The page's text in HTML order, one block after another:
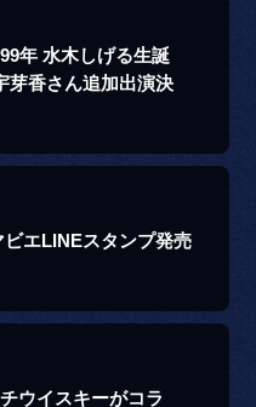
年 水木しげる生誕
芽香さん追加出演決
エLINEスタンプ発売
ウイスキーがコラ